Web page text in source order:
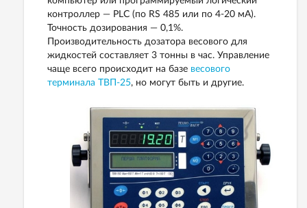
контроллер — РLC (по RS 485 или по 4-20 мА).
Точность дозирования — 0,1%.
Производительность дозатора весового для
жидкостей составляет 3 тонны в час. Управление
чаще всего происходит на базе весового
терминала ТВП-25, но могут быть и другие.